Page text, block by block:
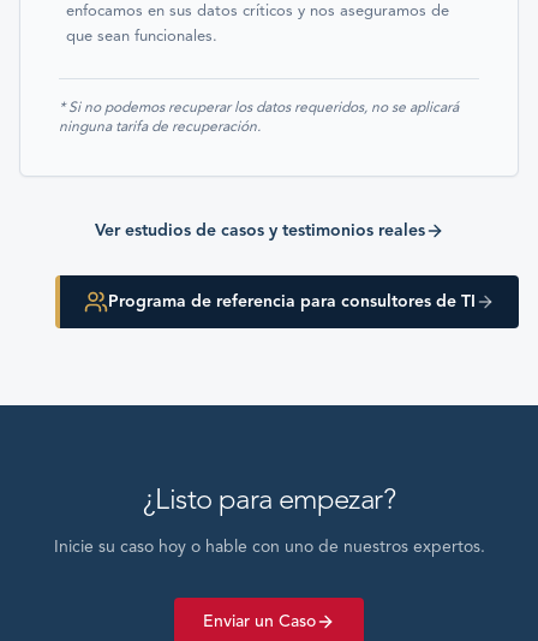
enfocamos en sus datos críticos y nos aseguramos de
que sean funcionales.
* Si no podemos recuperar los datos requeridos, no se aplicará
ninguna tarifa de recuperación.
Ver estudios de casos y testimonios reales
Programa de referencia para consultores de TI
¿Listo para empezar?
Inicie su caso hoy o hable con uno de nuestros expertos.
Enviar un Caso